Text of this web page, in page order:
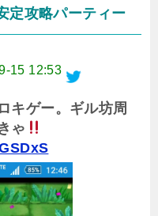
定攻略パーティー
15 12:53
キゲー。ギル坊周
ゃ